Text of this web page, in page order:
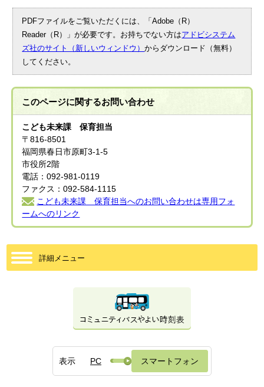
PDFファイルをご覧いただくには、「Adobe（R）
Reader（R）」が必要です。お持ちでない方はアドビシステム
ズ社のサイト（新しいウィンドウ）からダウンロード（無料）
してください。
このページに関するお問い合わせ
こども未来課 保育担当
〒816-8501
福岡県春日市原町3-1-5
市役所2階
電話：092-981-0119
ファクス：092-584-1115
こども未来課 保育担当へのお問い合わせは専用フォ
ームへのリンク
詳細メニュー
表示 PC スマートフォン